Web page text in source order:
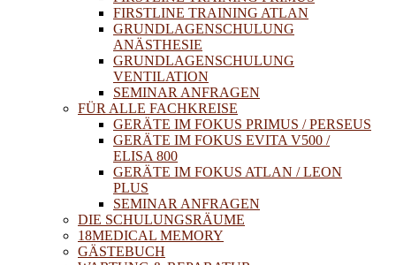
FIRSTLINE TRAINING ATLAN
GRUNDLAGENSCHULUNG
ANÄSTHESIE
GRUNDLAGENSCHULUNG
VENTILATION
SEMINAR ANFRAGEN
FÜR ALLE FACHKREISE
GERÄTE IM FOKUS PRIMUS / PERSEUS
GERÄTE IM FOKUS EVITA V500 /
ELISA 800
GERÄTE IM FOKUS ATLAN / LEON
PLUS
SEMINAR ANFRAGEN
DIE SCHULUNGSRÄUME
18MEDICAL MEMORY
GÄSTEBUCH